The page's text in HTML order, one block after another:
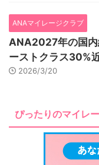
ANAマイレージクラブ
ANA2027年の国内
ーストクラス30%
2026/3/20
ぴったりのマイレ